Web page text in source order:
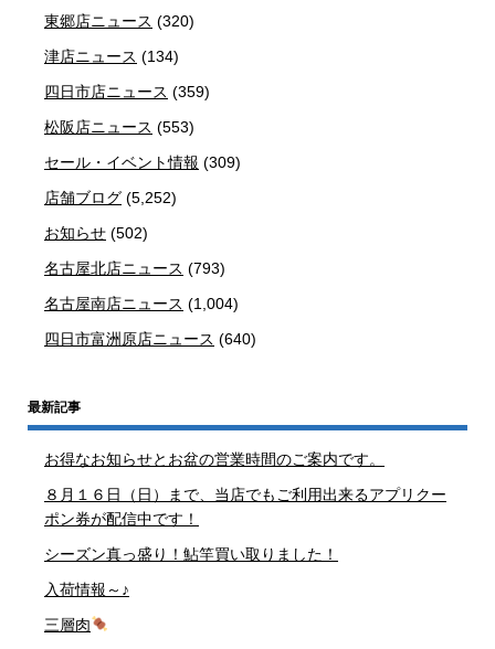
東郷店ニュース (320)
津店ニュース (134)
四日市店ニュース (359)
松阪店ニュース (553)
セール・イベント情報 (309)
店舗ブログ (5,252)
お知らせ (502)
名古屋北店ニュース (793)
名古屋南店ニュース (1,004)
四日市富洲原店ニュース (640)
最新記事
お得なお知らせとお盆の営業時間のご案内です。
８月１６日（日）まで、当店でもご利用出来るアプリクー
ポン券が配信中です！
シーズン真っ盛り！鮎竿買い取りました！
入荷情報～♪
三層肉